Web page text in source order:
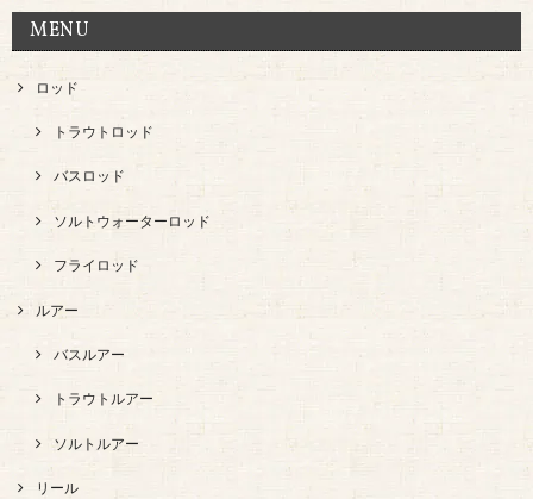
MENU
ロッド
トラウトロッド
バスロッド
ソルトウォーターロッド
フライロッド
ルアー
バスルアー
トラウトルアー
ソルトルアー
リール